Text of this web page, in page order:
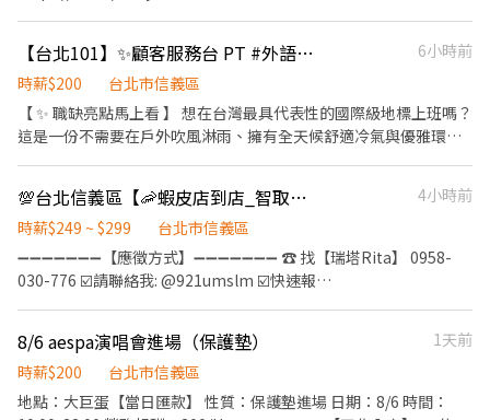
可直接搜尋加好友 留下姓名電話 截圖詢問我唷✨
內) 4. 須配合蝦皮店到店工作內容調整 5. 偶爾須配合鄰近有人店門
市支援 門市人員上班時間 : 早班:全11:00-19:30、兼職10:30-
兼職16:15-22:45、18:45-22:45 智取店上班時間: 早班時
薪:07:00~12:00、0730-1230、0800-1300、0830-1330(早班4個時
段任選) 午班時薪:15:00~19:00 晚班時薪:1730~2130、
1800~2200、1830~2230(晚班3個時段任選) 夜班時薪:23:30–03:30
全天班時薪 : 0700-1330 & 1730-2400，兩頭班 【工-作-地-點】 信
義忠孝東 - 智取店 台北市信義區忠孝東路五段236巷8號1樓 信義信
興 - 智取店 台北市信義區吳興街281巷43號1樓 信義中全 - 智取店
台北市信義區虎林街164巷21號1樓 信義逸仙 - 智取店 台北市信義區
逸仙路42巷12之1號1樓 信義三興 - 智取店 台北市信義區吳興街156
信義區永吉路357號1樓 信義松德 - 智取店 台北市信義區松德路103
號1樓 信義松智 - 智取店 台北市信義區莊敬路325巷44號1樓 信義敦
厚 - 智取店 台北市信義區永吉路120巷56號1樓 信義景聯 - 智取店
台北市信義區吳興街50巷17號1樓 信義大道 - 智取店 台北市信義區
有師傅帶領教學，只要願意學習、配合工作即可。 👕 工作服裝 ✔ 深
自備飲用水 ⚠️ 工作注意事項⚠️ ✅ 工作屬勞力性質，需搬運及推動器
材，請自行評估體力狀況。 ✅提前15分鐘集合點名。請配合至完工
需配合至完工。 ✅場次會因主辦單位排程調整，上工前2-3天有可能
會時間調整或場次取消，能接受再應徵。 ✅ 工作崗位將依現場需求
安排。 ✅ 請勿臨時取消或無故缺席，以免影響後續錄用資格。 ✅主
動機靈、不偷懶、須搬重物勞力性質，請自行評估身體狀況。 ✅休
息時間將不計入工作時數、費用以實際簽退時間為準。 ✅收款戶非
中信銀行帳戶，會扣除15元跨行手續費 ✅請勿隨意取消與當日臨時
缺席，將列黑名單。 ⭐ 適合對象 ✔ 想賺外快增加收入 ✔ 學生兼職
✔ 短期打工 ✔ 體力佳、不排斥勞力工作者 📩 應徵方式 請直接私訊
賴ID及提供： 1️⃣ 姓名 2️⃣ 電話 3️⃣ 可配合日期及班別 4️⃣ 工作經歷
（無經驗可） 🔥 表現良好者可優先安排後續大型活動 ➖➖➖『快速
應徵』➖➖➖ 🏢 公司名稱：豐鳴國際 📱 請直接投履歷應徵，會有專
人回覆您，謝謝
貨、收銀結帳、接待等 智取店：理貨、搬運、維持門市作業區環
境、清潔維護作業、需有交通工具 (一天需跑店3~5間智取店) 🦐
【上班時間】： 一般店 ↓ 早班時段 - 11:00~17:30 晚班時段 -
16:15~22:45、18:45~22:45 ➤ (假日需配合6H) ＝＝＝＝＝＝＝＝＝
- 17:30~21:30、18:00~22:00、18:30~22:30 全班時段(雙頭班) -
07:00~13:30+17:30~00:00 (上班約6~8小時) 夜班時段 -
段- 07:00-12:00 假日晚班時段- 17:30-23:30 ＝＝＝＝＝＝＝＝＝＝
＝＝＝＝＝＝＝＝＝＝＝＝＝＝＝＝ 🦐【休假制度】：排休制 (輪
班人員依照當月紅字天數排休；時薪人員依照門市與個人可配合時
段) 🦐【薪資待遇】 一般店✨$196+區域津貼=$241起 智取店
✨$196+區域+交通+班別津貼=$259~279 ＝＝＝＝＝＝＝＝＝＝＝
＝＝＝＝＝＝＝＝＝＝＝＝＝＝＝ 📍【一般店-缺額門市 ↓ ↓
↓】： 信義虎林店-台北市信義區虎林街87號1樓 信義吳興店-台北
【台北101】✨顧客服務台 PT #外語練習機會 #環境優良
6小時前
時薪$200
台北市信義區
【 ✨ 職缺亮點馬上看 】 想在台灣最具代表性的國際級地標上班嗎？
這是一份不需要在戶外吹風淋雨、擁有全天候舒適冷氣與優雅環境
期活動：協助顧客辦理滿額贈品兌換。 🅿️ 停車服務：協助顧客辦理
停車費折抵作業。 🔍 遺失物處理：拾獲物登記、協尋與建檔。 ℹ️ 諮
詢服務：提供館內外動線指引與基本資訊服務。 【 ⏰ 彈性排班與檔
期 】 專案檔期：即日起至半年 (💡 若無法配合滿半年，時間都可以
程！) 【 ✅ 徵求條件 】 無經驗可！只要你喜歡與人互動、具備親切
的笑容與服務熱忱，我們都非常歡迎你投遞！ 歡迎學生打工、兼職
💯台北信義區【🦐蝦皮店到店_智取店_門市人員】高時薪💖優質小夥伴💖TT
4小時前
時薪$249 ~ $299
台北市信義區
➖➖➖➖➖➖➖【應徵方式】➖➖➖➖➖➖➖ ☎️ 找【瑞塔Rita】 0958-
030-776 ☑️請聯絡我: @921umslm ☑️快速報
---------------------------------------------------------------------
------ 🦐歡迎無經驗、二度就業、學生或想兼差的你/妳加入🦐 ❤️❤️
排休，依行事曆見紅天數休❤️❤️ ❤️❤️兼職時段排休一周約3~5天(依
8/6 aespa演唱會進場（保護墊）
1天前
時薪$200
台北市信義區
地點：大巨蛋【當日匯款】 性質：保護墊進場 日期：8/6 時間：